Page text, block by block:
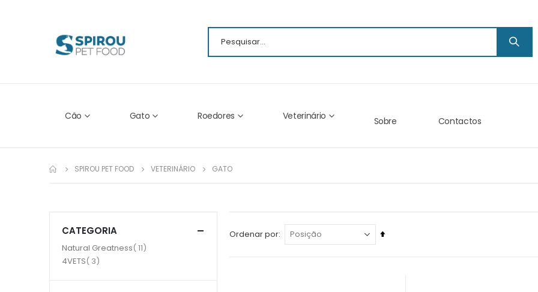
Cão Gato Roedores Veterinário Sobre Contactos
SPIROU PET FOOD VETERINÁRIO GATO
Ordenar por
Ordenar
CATEGORIA
Natural Greatness 11item
4VETS 3item